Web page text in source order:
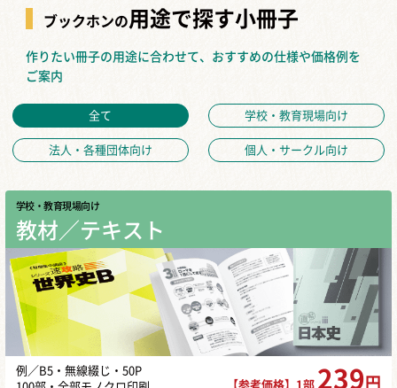
ブックホンの用途で探す小冊子
作りたい冊子の用途に合わせて、おすすめの仕様や価格例を
ご案内
全て 学校・教育現場向け
法人・各種団体向け 個人・サークル向け
学校・教育現場向け
教材／テキスト
例／B5・無線綴じ・50P
【参考価格】1部 239 円